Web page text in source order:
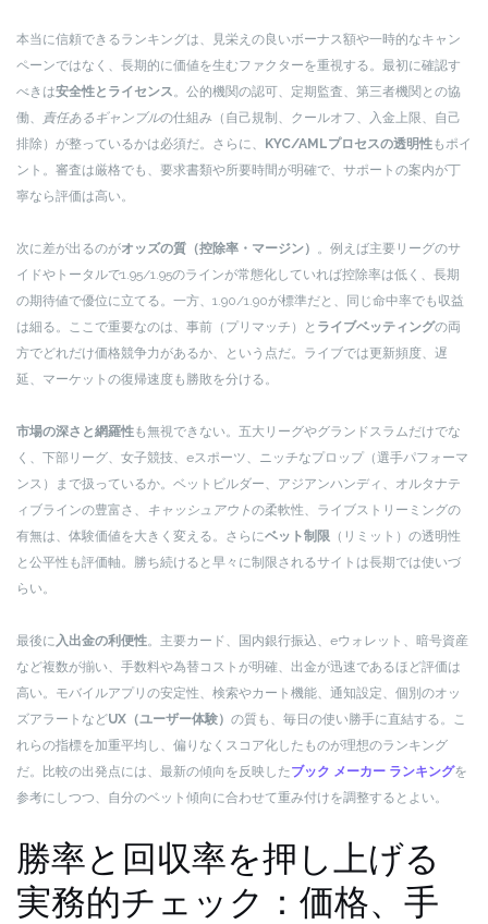
本当に信頼できるランキングは、見栄えの良いボーナス額や一時的なキャン
ペーンではなく、長期的に価値を生むファクターを重視する。最初に確認す
べきは安全性とライセンス。公的機関の認可、定期監査、第三者機関との協
働、
責任あるギャンブルの仕組み（自己規制、クールオフ、入金上限、自己
排除）が整っているかは必須だ。さらに、
KYC/AMLプロセスの透明性もポイ
ント。審査は厳格でも、要求書類や所要時間が明確で、サポートの案内が丁
寧なら評価は高い。
次に差が出るのがオッズの質（控除率・マージン） 。例えば主要リーグのサ
イドやトータルで1.95/1.95のラインが常態化していれば控除率は低く、長期
の期待値で優位に立てる。一方、1.90/1.90が標準だと、同じ命中率でも収益
は細る。ここで重要なのは、事前（プリマッチ）と ライブベッティングの両
方でどれだけ価格競争力があるか、という点だ。ライブでは更新頻度、遅
延、マーケットの復帰速度も勝敗を分ける。
市場の深さと網羅性も無視できない。五大リーグやグランドスラムだけでな
く、下部リーグ、女子競技、eスポーツ、ニッチなプロップ（選手パフォーマ
ンス）まで扱っているか。ベットビルダー、アジアンハンディ、オルタナテ
ィブラインの豊富さ、
キャッシュアウトの柔軟性、ライブストリーミングの
有無は、体験価値を大きく変える。さらにベット制限 （リミット）の透明性
と公平性も評価軸。勝ち続けると早々に制限されるサイトは長期では使いづ
らい。
最後に入出金の利便性。主要カード、国内銀行振込、eウォレット、暗号資産
など複数が揃い、手数料や為替コストが明確、出金が迅速であるほど評価は
高い。モバイルアプリの安定性、検索やカート機能、通知設定、個別のオッ
ズアラートなどUX（ユーザー体験） の質も、毎日の使い勝手に直結する。こ
れらの指標を加重平均し、偏りなくスコア化したものが理想のランキング
だ。比較の出発点には、最新の傾向を反映したブック メーカー ランキングを
参考にしつつ、自分のベット傾向に合わせて重み付けを調整するとよい。
勝率と回収率を押し上げる
実務的チェック：価格、手